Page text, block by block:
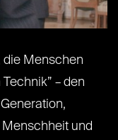
die Menschen
– den
und